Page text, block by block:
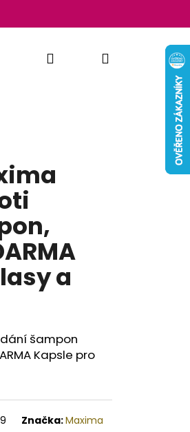
Pomůcky Nábytek
PřihlášeníNákupní
a
šampon
Kapsle pro
Značka:Maxima
Následující